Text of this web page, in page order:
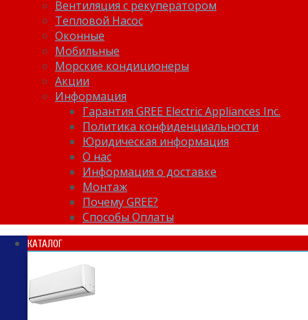
Вентиляция с рекуператором
Тепловой Насос
Оконные
Мобильные
Морские кондиционеры
Акции
Информация
Гарантия GREE Electric Appliances Inc.
Политика конфиденциальности
Юридическая информация
О нас
Информация о доставке
Монтаж
Почему GREE?
Способы Оплаты
КАТАЛОГ